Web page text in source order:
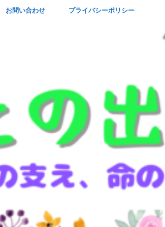
お問い合わせ プライバシーポリシー